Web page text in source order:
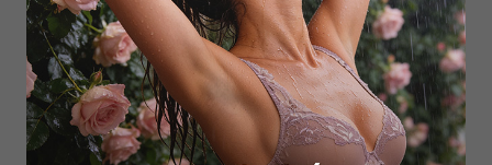
NIADA STUDIO
Брюки
44 000₽ |+ 2200
бонусов
+ 1 цвет
WILD ORCHID
Брюки
10 000₽ |+ 500 бонусов